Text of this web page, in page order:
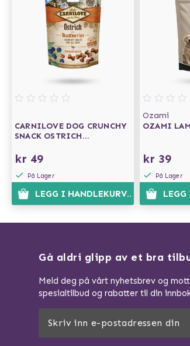
CARNILOVE DOG CRUNCHY
SNACK OSTRICH
kr 49
På Lager
LEGG I HANDLEKURVEN
Ozami
OZAMI
kr 39
På Lager
LEGG
Gå aldri glipp av et bra
Meld deg på vårt nyhetsbrev og
spesialtilbud og rabatter til din